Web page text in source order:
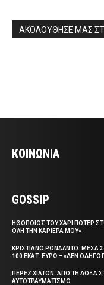
ΑΚΟΛΟΥΘΗΣΕ ΜΑΣ
ΚΟΙΝΩΝΙΑ
GOSSIP
ΗΘΟΠΟΙΟΣ ΤΟΥ ΧΑΡΙ ΠΟΤΕΡ
ΟΛΗ ΤΗΝ ΚΑΡΙΕΡΑ ΜΟΥ»
ΚΡΙΣΤΙΑΝΟ ΡΟΝΑΛΝΤΟ: ΜΕΣΑ
100 ΕΚΑΤ. ΕΥΡΩ – «ΔΕΝ ΟΔΗΓΩ
ΠΕΡΕΖ ΧΙΛΤΟΝ: ΑΠΟ ΤΗ ΔΟΞΑ
ΑΥΤΟΤΡΑΥΜΑΤΙΣΜΟ